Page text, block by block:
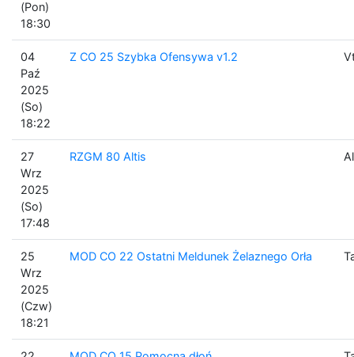
(Pon)
18:30
04
Paź
2025
(So)
18:22
Z CO 25 Szybka Ofensywa v1.2
27
Wrz
2025
(So)
17:48
RZGM 80 Altis
25
Wrz
2025
(Czw)
18:21
MOD CO 22 Ostatni Meldunek Żelaznego Orła